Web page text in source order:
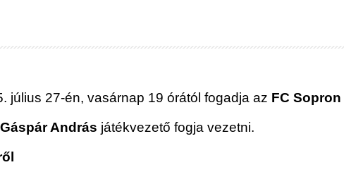
július 27-én, vasárnap 19 órától fogadja az FC Sopron
Gáspár András játékvezető fogja vezetni.